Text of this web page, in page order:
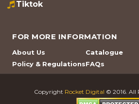
Tiktok
FOR MORE INFORMATION
About Us
Policy & Regulations
Catalogue
FAQs
Copyright Rocket Digital © 2016. All